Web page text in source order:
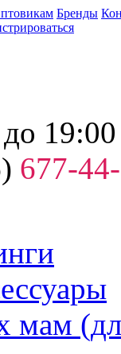
Бренды
19:00
677-
мам